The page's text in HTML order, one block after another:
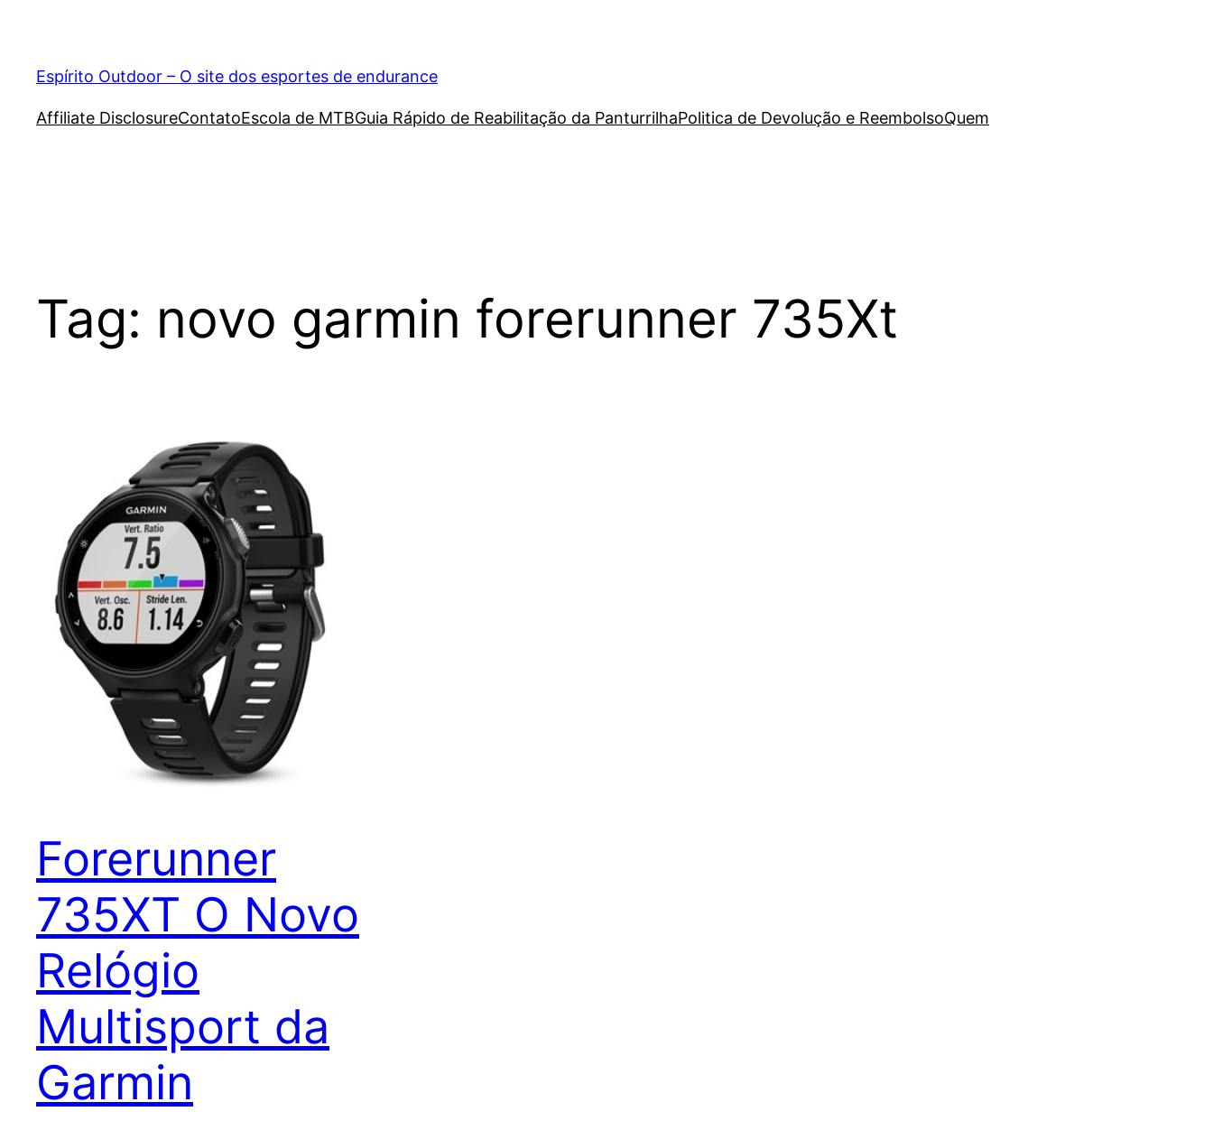
Espírito Outdoor – O site dos esportes de endurance
Affiliate DisclosureContatoEscola de MTBGuia Rápido de Reabilitação da PanturrilhaPolitica de Devolução e ReembolsoQuem
Tag: novo garmin forerunner 735Xt
Forerunner
735XT O Novo
Relógio
Multisport da
Garmin